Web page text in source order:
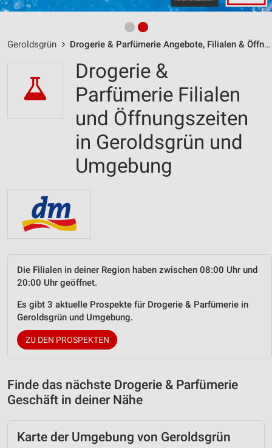
Geroldsgrün Drogerie & Parfümerie Angebote, Filialen & Öffnungszeiten
Drogerie &
Parfümerie Filialen
und Öffnungszeiten
in Geroldsgrün und
Umgebung
Die Filialen in deiner Region haben zwischen 08:00 Uhr und
20:00 Uhr geöffnet.
Es gibt 3 aktuelle Prospekte für Drogerie & Parfümerie in
Geroldsgrün und Umgebung.
ZU DEN PROSPEKTEN
Finde das nächste Drogerie & Parfümerie
Geschäft in deiner Nähe
Karte der Umgebung von Geroldsgrün